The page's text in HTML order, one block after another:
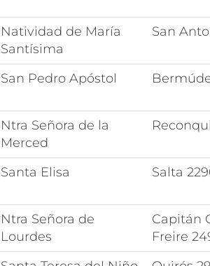
Natividad de María
Santísima
San
San Pedro Apóstol
Ntra Señora de la
Merced
Santa Elisa Salta
Ntra Señora de
Lourdes
Capitán
Freire